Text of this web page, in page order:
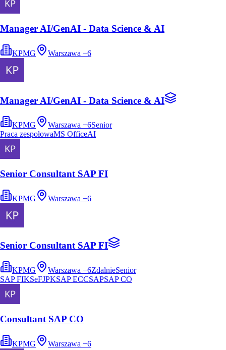
Manager AI/GenAI - Data Science & AI
KPMG Warszawa +6
Manager AI/GenAI - Data Science & AI
KPMG Warszawa +6Senior
Praca zespołowaMS OfficeAI
Senior Consultant SAP FI
KPMG Warszawa +6
Senior Consultant SAP FI
KPMG Warszawa +6ZdalnieSenior
SAP FIKSeFJPKSAP ECCSAPSAP CO
Consultant SAP CO
KPMG Warszawa +6